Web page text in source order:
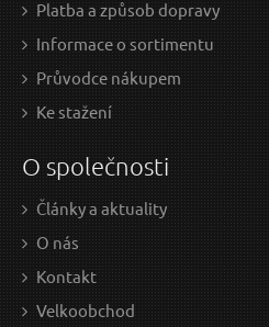
Platba a způsob dopravy
Informace o sortimentu
Průvodce nákupem
Ke stažení
O společnosti
Články a aktuality
O nás
Kontakt
Velkoobchod